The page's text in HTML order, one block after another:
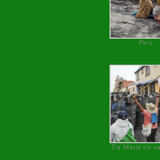
Perú
Tía María no